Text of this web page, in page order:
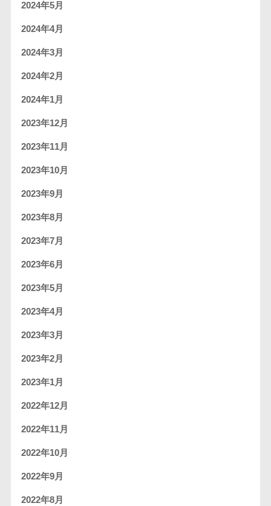
2024年5月
2024年4月
2024年3月
2024年2月
2024年1月
2023年12月
2023年11月
2023年10月
2023年9月
2023年8月
2023年7月
2023年6月
2023年5月
2023年4月
2023年3月
2023年2月
2023年1月
2022年12月
2022年11月
2022年10月
2022年9月
2022年8月